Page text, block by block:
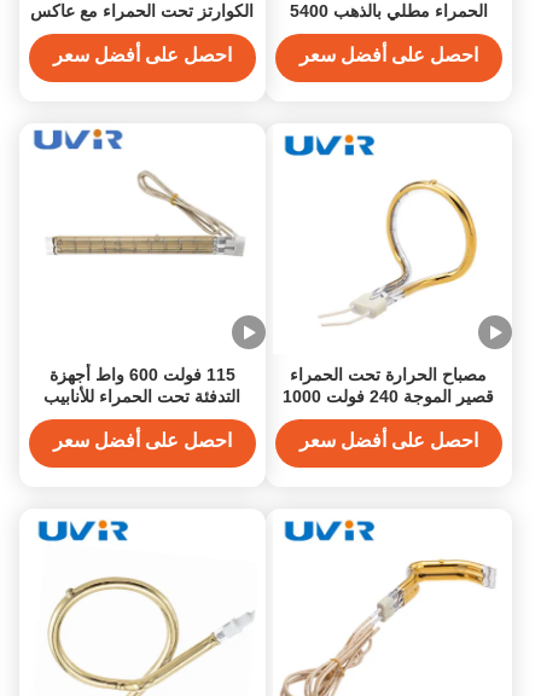
الحمراء مطلي بالذهب 5400
واط 11x23 مم لآلات الطباعة
احصل على أفضل سعر
الكوارتز تحت الحمراء مع عاكس
ذهب
احصل على أفضل سعر
مصباح الحرارة تحت الحمراء
قصير الموجة 240 فولت 1000
واط مطلي بالذهب
احصل على أفضل سعر
115 فولت 600 واط أجهزة
التدفئة تحت الحمراء للأنابيب
الذهبية المزدوجة لتجفيف الطلاء
احصل على أفضل سعر